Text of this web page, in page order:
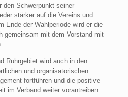
den Schwerpunkt seiner
stärker auf die Vereins und
Ende der Wahlperiode wird er die
gemeinsam mit dem Vorstand mit
Ruhrgebiet wird auch in den
und organisatorischen
fortführen und die positive
im Verband weiter vorantreiben.